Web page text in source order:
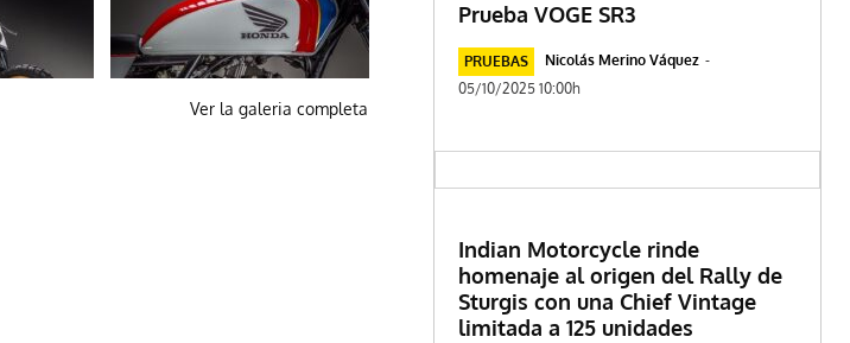
Ver la galeria completa
Prueba VOGE SR3
PRUEBAS Nicolás Merino Váquez -
05/10/2025 10:00h
Indian Motorcycle rinde
homenaje al origen del Rally de
Sturgis con una Chief Vintage
limitada a 125 unidades